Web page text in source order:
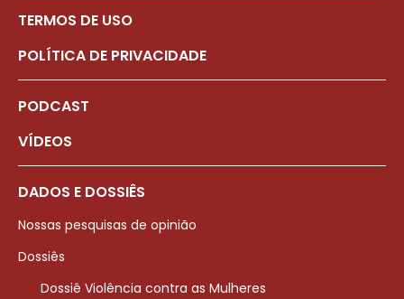
TERMOS DE USO
POLÍTICA DE PRIVACIDADE
PODCAST
VÍDEOS
DADOS E DOSSIÊS
Nossas pesquisas de opinião
Dossiês
Dossiê Violência contra as Mulheres